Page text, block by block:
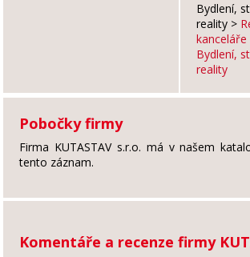
Bydlení,
reality >
kanceláře
Bydlení,
reality
Pobočky firmy
Firma KUTASTAV s.r.o. má v našem
tento záznam.
Komentáře a recenze firmy